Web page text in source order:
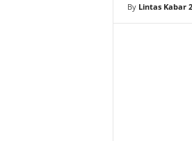
By Lintas Kabar